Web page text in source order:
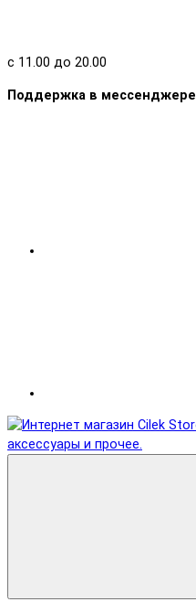
с 11.00 до 20.00
Поддержка в мессенджере